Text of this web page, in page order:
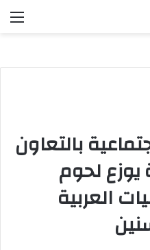
بالتعاون
لحوم
العربية